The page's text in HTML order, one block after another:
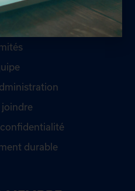
joindre
durable